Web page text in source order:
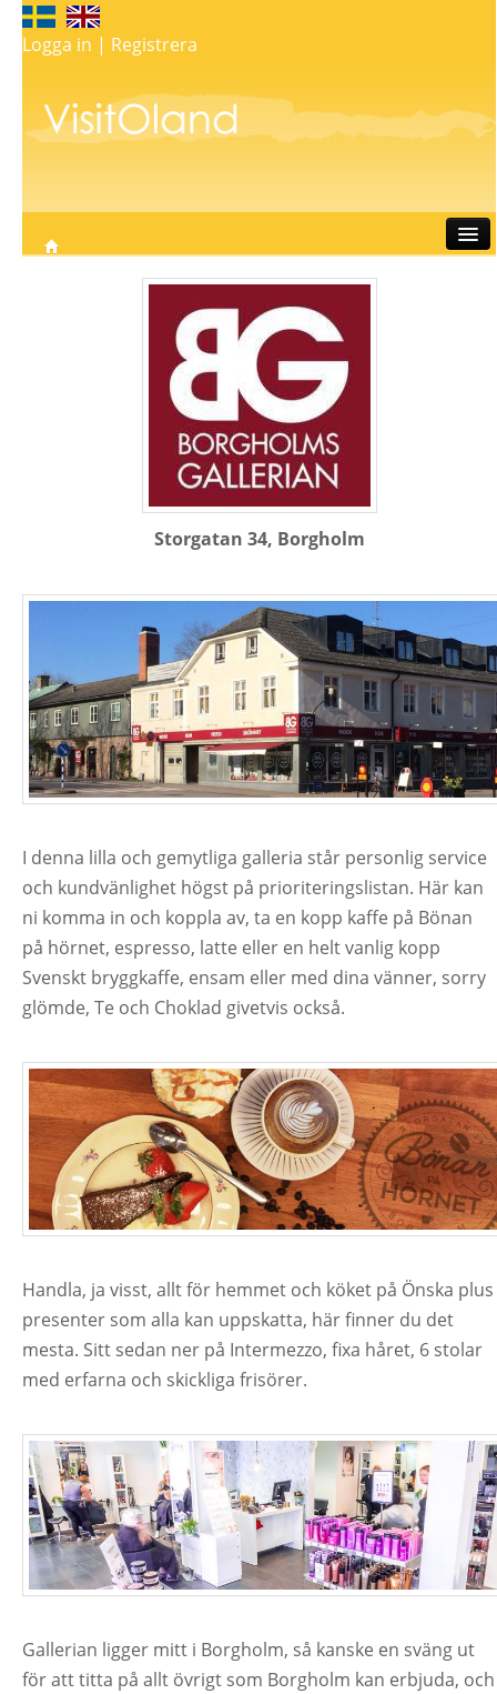
Logga in | Registrera
Storgatan 34, Borgholm
I denna lilla och gemytliga galleria står personlig service
och kundvänlighet högst på prioriteringslistan. Här kan
ni komma in och koppla av, ta en kopp kaffe på Bönan
på hörnet, espresso, latte eller en helt vanlig kopp
Svenskt bryggkaffe, ensam eller med dina vänner, sorry
glömde, Te och Choklad givetvis också.
Handla, ja visst, allt för hemmet och köket på Önska plus
presenter som alla kan uppskatta, här finner du det
mesta. Sitt sedan ner på Intermezzo, fixa håret, 6 stolar
med erfarna och skickliga frisörer.
Gallerian ligger mitt i Borgholm, så kanske en sväng ut
för att titta på allt övrigt som Borgholm kan erbjuda, och